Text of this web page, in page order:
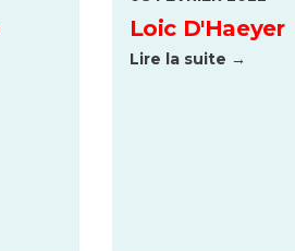
Loic D'Haeyer
Lire la suite →